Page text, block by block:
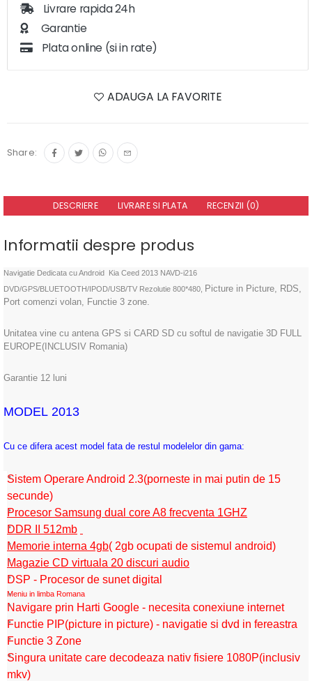
Livrare rapida 24h
Garantie
Plata online (si in rate)
ADAUGA LA FAVORITE
Share:
DESCRIERE LIVRARE SI PLATA RECENZII (0)
Informatii despre produs
Navigatie Dedicata cu Android Kia Ceed 2013 NAVD-i216
DVD/GPS/BLUETOOTH/IPOD/USB/TV Rezolutie 800*480,
Picture in Picture, RDS,
Port comenzi volan, Functie 3 zone.
Unitatea vine cu antena GPS si CARD SD cu softul de navigatie 3D FULL
EUROPE(INCLUSIV Romania)
Garantie 12 luni
MODEL 2013
Cu ce difera acest model fata de restul modelelor din gama:
Sistem Operare Android 2.3(porneste in mai putin de 15
secunde)
Procesor Samsung dual core A8 frecventa 1GHZ
DDR II 512mb
Memorie interna 4gb( 2gb ocupati de sistemul android)
Magazie CD virtuala 20 discuri audio
DSP - Procesor de sunet digital
Meniu in limba Romana
Navigare prin Harti Google - necesita conexiune internet
Functie PIP(picture in picture) - navigatie si dvd in fereastra
Functie 3 Zone
Singura unitate care decodeaza nativ fisiere 1080P(inclusiv
mkv)